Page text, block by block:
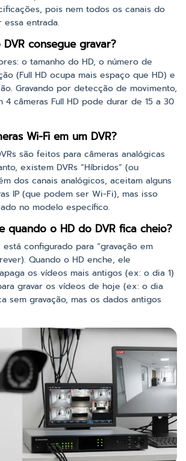
pois nem todos os canais do
essa entrada.
consegue gravar?
o tamanho do HD, o número de
(Full HD ocupa mais espaço que HD) e
Gravando por detecção de movimento,
4 câmeras Full HD pode durar de 15 a 30
Wi-Fi em um DVR?
são feitos para câmeras analógicas
existem DVRs “Híbridos” (ou
dos canais analógicos, aceitam alguns
IP (que podem ser Wi-Fi), mas isso
no modelo específico.
quando o HD do DVR fica cheio?
está configurado para “gravação em
Quando o HD enche, ele
os vídeos mais antigos (ex: o dia 1)
gravar os vídeos de hoje (ex: o dia
sem gravação, mas os dados antigos